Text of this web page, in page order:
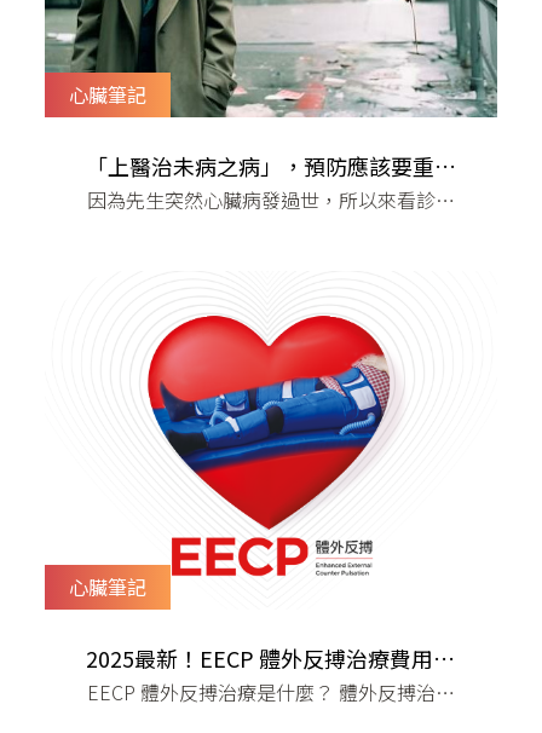
心臟筆記
「上醫治未病之病」，預防應該要重於
治療
因為先生突然心臟病發過世，所以來看診當
檢查自己的身體。 雖然很高興，也很願意幫
大家即早偵測心臟疾病，但如果出事的那一
位也能夠更早一點發現，那該有多好​大家都
崇拜英雄，醫學界也是，幫大
心臟筆記
2025最新！EECP 體外反搏治療費用需
要多少？禁忌症、副作用與價格考量
EECP 體外反搏治療是什麼？ 體外反搏治療